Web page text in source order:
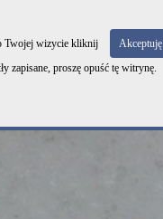
| Realizacje | Kontakt
Twojej wizycie kliknij Akceptuję
zapisane, proszę opuść tę witrynę.